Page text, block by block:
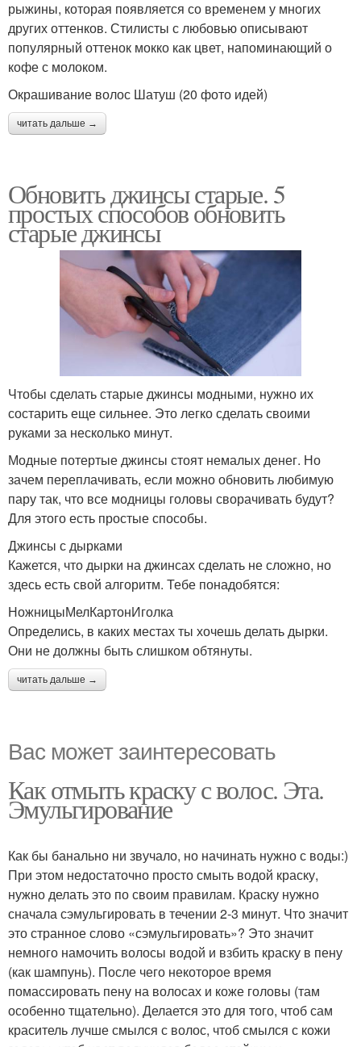
рыжины, которая появляется со временем у многих
других оттенков. Стилисты с любовью описывают
популярный оттенок мокко как цвет, напоминающий о
кофе с молоком.
Окрашивание волос Шатуш (20 фото идей)
читать дальше →
Обновить джинсы старые. 5
простых способов обновить
старые джинсы
Чтобы сделать старые джинсы модными, нужно их
состарить еще сильнее. Это легко сделать своими
руками за несколько минут.
Модные потертые джинсы стоят немалых денег. Но
зачем переплачивать, если можно обновить любимую
пару так, что все модницы головы сворачивать будут?
Для этого есть простые способы.
Джинсы с дырками
Кажется, что дырки на джинсах сделать не сложно, но
здесь есть свой алгоритм. Тебе понадобятся:
НожницыМелКартонИголка
Определись, в каких местах ты хочешь делать дырки.
Они не должны быть слишком обтянуты.
читать дальше →
Вас может заинтересовать
Как отмыть краску с волос. Эта.
Эмульгирование
Как бы банально ни звучало, но начинать нужно с воды:)
При этом недостаточно просто смыть водой краску,
нужно делать это по своим правилам. Краску нужно
сначала сэмульгировать в течении 2-3 минут. Что значит
это странное слово «сэмульгировать»? Это значит
немного намочить волосы водой и взбить краску в пену
(как шампунь). После чего некоторое время
помассировать пену на волосах и коже головы (там
особенно тщательно). Делается это для того, чтоб сам
краситель лучше смылся с волос, чтоб смылся с кожи